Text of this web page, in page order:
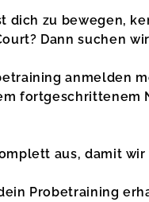
dich zu bewegen,
Dann suchen
anmelden
fortgeschrittenem
aus, damit wir
Probetraining